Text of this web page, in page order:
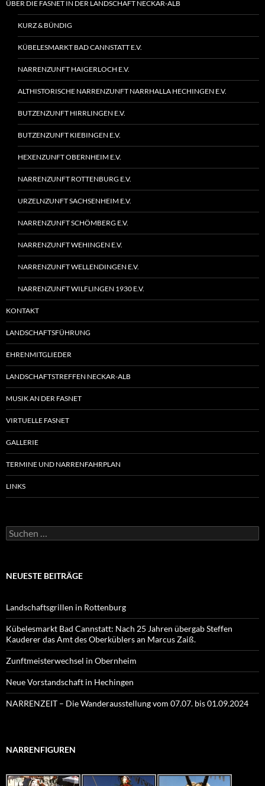
ÜBER DIE FASNET IN DER LANDSCHAFT NECKAR-ALB
KURZ & BÜNDIG
KÜBELESMARKT BAD CANNSTATT E.V.
NARRENZUNFT HAIGERLOCH E.V.
ALTHISTORISCHE NARRENZUNFT NARRHALLA HECHINGEN E.V.
BUTZENZUNFT HIRRLINGEN E.V.
BUTZENZUNFT KIEBINGEN E.V.
HEXENZUNFT OBERNHEIM E.V.
NARRENZUNFT ROTTENBURG E.V.
URZELNZUNFT SACHSENHEIM E.V.
NARRENZUNFT SCHÖMBERG E.V.
NARRENZUNFT WEHINGEN E.V.
NARRENZUNFT WELLENDINGEN E.V.
NARRENZUNFT WILFLINGEN 1930 E.V.
KONTAKT
LANDSCHAFTSFÜHRUNG
EHRENMITGLIEDER
LANDSCHAFTSTREFFEN NECKAR-ALB
MUSIK AN DER FASNET
VIRTUELLE FASNET
GALLERIE
TERMINE UND NARRENFAHRPLAN
LINKS
Suchen
nach:
NEUESTE BEITRÄGE
Landschaftsgrillen in Rottenburg
Kübelesmarkt Bad Cannstatt: Nach 25 Jahren übergab Steffen
Kauderer das Amt des Oberküblers an Marcus Zaiß.
Zunftmeisterwechsel in Obernheim
Neue Vorstandschaft in Hechingen
NARRENZEIT – Die Wanderausstellung vom 07.07. bis 01.09.2024
NARRENFIGUREN